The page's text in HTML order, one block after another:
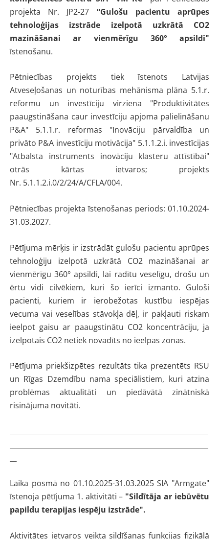
projekta Nr. JP2-27 “Gulošu pacientu aprūpes
tehnoloģijas izstrāde izelpotā uzkrātā CO2
mazināšanai ar vienmērīgu 360° apsildi"
īstenošanu.
Pētniecības projekts tiek īstenots Latvijas
Atveseļošanas un noturības mehānisma plāna 5.1.r.
reformu un investīciju virziena "Produktivitātes
paaugstināšana caur investīciju apjoma palielināšanu
P&A" 5.1.1.r. reformas "Inovāciju pārvaldība un
privāto P&A investīciju motivācija" 5.1.1.2.i. investīcijas
"Atbalsta instruments inovāciju klasteru attīstībai"
otrās kārtas ietvaros; projekts
Nr. 5.1.1.2.i.0/2/24/A/CFLA/004.
Pētniecības projekta īstenošanas periods: 01.10.2024-
31.03.2027.
Pētījuma mērķis ir izstrādāt gulošu pacientu aprūpes
tehnoloģiju izelpotā uzkrātā CO2 mazināšanai ar
vienmērīgu 360° apsildi, lai radītu veselīgu, drošu un
ērtu vidi cilvēkiem, kuri šo ierīci izmanto. Guloši
pacienti, kuriem ir ierobežotas kustību iespējas
vecuma vai veselības stāvokļa dēļ, ir pakļauti riskam
ieelpot gaisu ar paaugstinātu CO2 koncentrāciju, ja
izelpotais CO2 netiek novadīts no ieelpas zonas.
Pētījuma priekšizpētes rezultāts tika prezentēts RSU
un Rīgas Dzemdību nama speciālistiem, kuri atzina
problēmas aktualitāti un piedāvātā zinātniskā
risinājuma novitāti.
Laika posmā no 01.10.2025-31.03.2025 SIA "Armgate"
īstenoja pētījuma 1. aktivitāti – "Sildītāja ar iebūvētu
papildu terapijas iespēju izstrāde".
Aktivitātes ietvaros veikta sildīšanas funkcijas fizikālā